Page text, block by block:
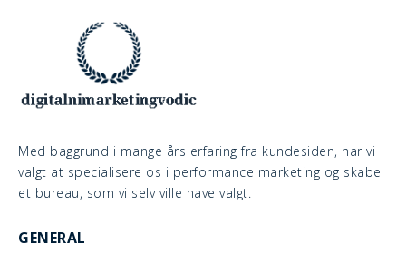
Med baggrund i mange års erfaring fra kundesiden, har vi
valgt at specialisere os i performance marketing og skabe
et bureau, som vi selv ville have valgt.
GENERAL